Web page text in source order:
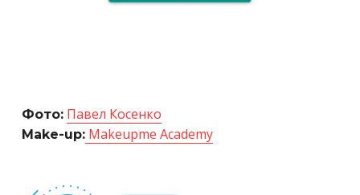
Фото: Павел Косенко
Make-up: Makeupme Academy